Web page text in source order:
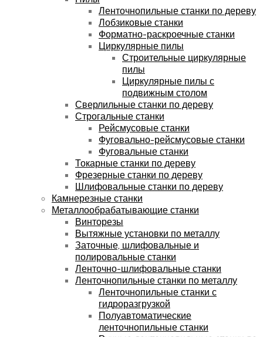
Ленточнопильные станки по дереву
Лобзиковые станки
Форматно-раскроечные станки
Циркулярные пилы
Строительные циркулярные
пилы
Циркулярные пилы с
подвижным столом
Сверлильные станки по дереву
Строгальные станки
Рейсмусовые станки
Фуговально-рейсмусовые станки
Фуговальные станки
Токарные станки по дереву
Фрезерные станки по дереву
Шлифовальные станки по дереву
Камнерезные станки
Металлообрабатывающие станки
Винторезы
Вытяжные установки по металлу
Заточные, шлифовальные и
полировальные станки
Ленточно-шлифовальные станки
Ленточнопильные станки по металлу
Ленточнопильные станки с
гидроразгрузкой
Полуавтоматические
ленточнопильные станки